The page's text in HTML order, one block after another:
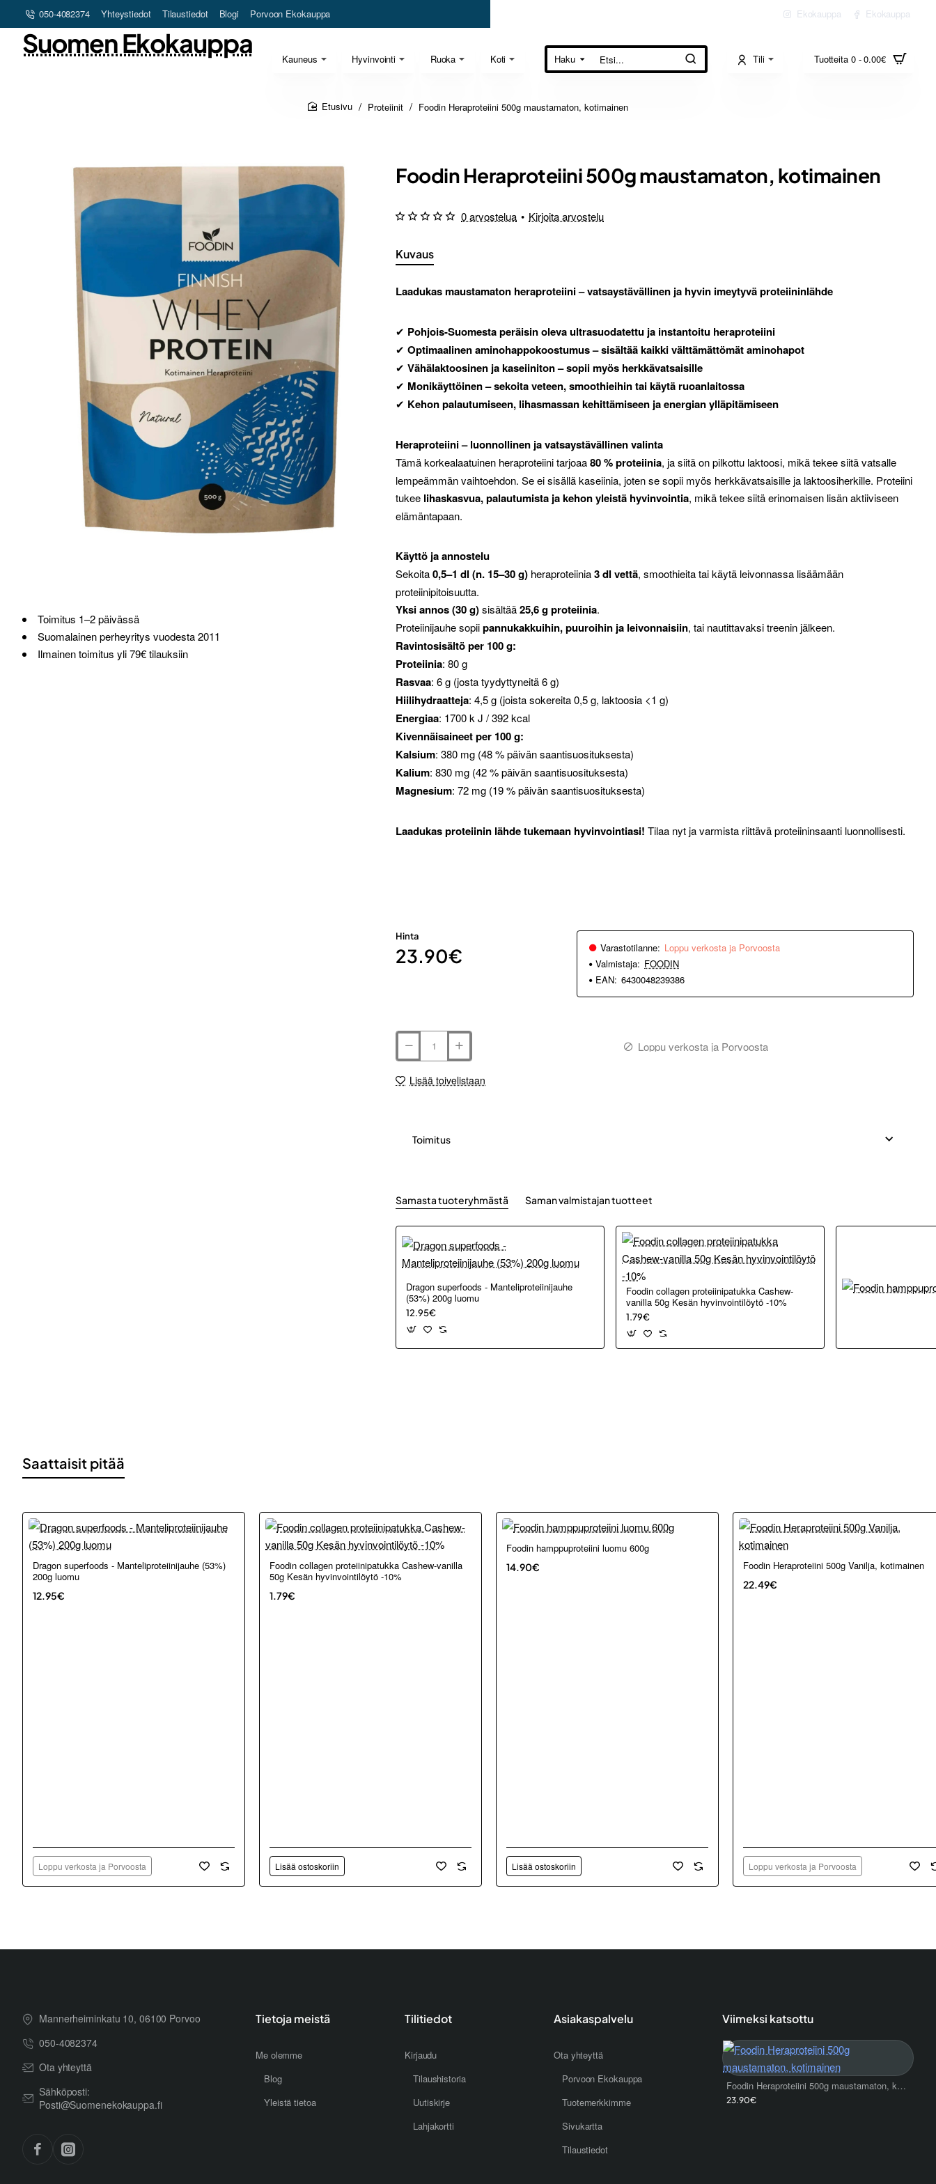
050-4082374 Yhteystiedot Tilaustiedot Blogi Porvoon Ekokauppa Ekokauppa Ekokauppa
Kauneus Hyvinvointi Ruoka Koti
Suomen Ekokauppa
Haku
Etsi... Tili Tuotteita 0 - 0.00€
Proteiinit Foodin Heraproteiini 500g maustamaton, kotimainen
Toimitus 1–2 päivässä
Suomalainen perheyritys vuodesta 2011
Ilmainen toimitus yli 79€ tilauksiin
Foodin Heraproteiini 500g maustamaton, kotimainen
Kuvaus
Laadukas maustamaton heraproteiini – vatsaystävällinen ja hyvin imeytyvä proteiininlähde
✔ Pohjois-Suomesta peräisin oleva ultrasuodatettu ja instantoitu heraproteiini
✔ Optimaalinen aminohappokoostumus – sisältää kaikki välttämättömät aminohapot
✔ Vähälaktoosinen ja kaseiiniton – sopii myös herkkävatsaisille
✔ Monikäyttöinen – sekoita veteen, smoothieihin tai käytä ruoanlaitossa
✔ Kehon palautumiseen, lihasmassan kehittämiseen ja energian ylläpitämiseen
Heraproteiini – luonnollinen ja vatsaystävällinen valinta
Tämä korkealaatuinen heraproteiini tarjoaa80 % proteiinia, ja siitä on pilkottu laktoosi, mikä tekee siitä vatsalle
lempeämmän vaihtoehdon. Se ei sisällä kaseiinia, joten se sopii myös herkkävatsaisille ja laktoosiherkille. Proteiini
tukee lihaskasvua, palautumista ja kehon yleistä hyvinvointia, mikä tekee siitä erinomaisen lisän aktiiviseen
elämäntapaan.
Käyttö ja annostelu
Sekoita0,5–1 dl (n. 15–30 g) heraproteiinia3 dl vettä, smoothieita tai käytä leivonnassa lisäämään
proteiinipitoisuutta.
Yksi annos (30 g)sisältää25,6 g proteiinia.
Proteiinijauhe sopiipannukakkuihin, puuroihin ja leivonnaisiin, tai nautittavaksi treenin jälkeen.
Ravintosisältö per 100 g:
Proteiinia: 80 g
Rasvaa: 6 g (josta tyydyttyneitä 6 g)
Hiilihydraatteja: 4,5 g (joista sokereita 0,5 g, laktoosia <1 g)
Energiaa: 1700 k J / 392 kcal
Kivennäisaineet per 100 g:
Kalsium: 380 mg (48 % päivän saantisuosituksesta)
Kalium: 830 mg (42 % päivän saantisuosituksesta)
Magnesium: 72 mg (19 % päivän saantisuosituksesta)
Laadukas proteiinin lähde tukemaan hyvinvointiasi! Tilaa nyt ja varmista riittävä proteiininsaanti luonnollisesti.
0 arvostelua • Kirjoita arvostelu
Hinta
23.90€ Varastotilanne: Loppu verkosta ja Porvoosta
Valmistaja: FOODIN
EAN: 6430048239386
Loppu verkosta ja Porvoosta
Lisää toivelistaan
Toimitus
Samasta tuoteryhmästä Saman valmistajan tuotteet
Dragon superfoods - Manteliproteiinijauhe
(53%) 200g luomu
12.95€
Foodin collagen proteiinipatukka Cashew-
vanilla 50g Kesän hyvinvointilöytö -10%
1.79€
Saattaisit pitää
Loppu verkosta ja Porvoosta
Dragon superfoods - Manteliproteiinijauhe (53%)
200g luomu
12.95€
Loppu verkosta ja Porvoosta
Foodin collagen proteiinipatukka Cashew-vanilla
50g Kesän hyvinvointilöytö -10%
1.79€
Lisää ostoskoriin
Foodin hamppuproteiini luomu 600g
14.90€
Lisää ostoskoriin
Loppu verkosta ja Porvoosta
Foodin Heraproteiini 500g Vanilja, kotimainen
22.49€
Loppu verkosta ja Porvoosta
Mannerheiminkatu 10, 06100 Porvoo
050-4082374
Ota yhteyttä
Sähköposti:
Posti@Suomenekokauppa.fi
Tietoja meistä
Me olemme
Blog
Yleistä tietoa
Tilitiedot
Kirjaudu
Tilaushistoria
Uutiskirje
Lahjakortti
Asiakaspalvelu
Ota yhteyttä
Porvoon Ekokauppa
Tuotemerkkimme
Sivukartta
Tilaustiedot
Viimeksi katsottu
Foodin Heraproteiini 500g maustamaton, kotimainen
23.90€